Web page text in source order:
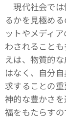
現代社会では
るかを見極め
ットやメディ
わされること
えは、物質的
はなく、自分
求することの
神的な豊かさ
福をもたらすの